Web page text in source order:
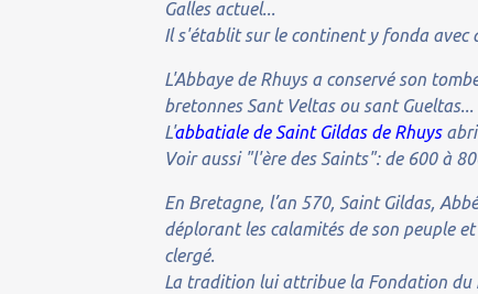
Galles actuel...
Il s'établit sur le continent y fonda avec
L'Abbaye de Rhuys a conservé son
bretonnes Sant Veltas ou sant Gueltas...
L'abbatiale de Saint Gildas de Rhuys
Voir aussi "l'ère des Saints": de 600 à
En Bretagne, l’an 570, Saint Gildas,
déplorant les calamités de son peuple
clergé.
La tradition lui attribue la Fondation du